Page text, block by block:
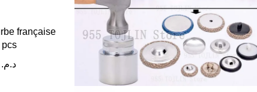
française
pcs
د.م.